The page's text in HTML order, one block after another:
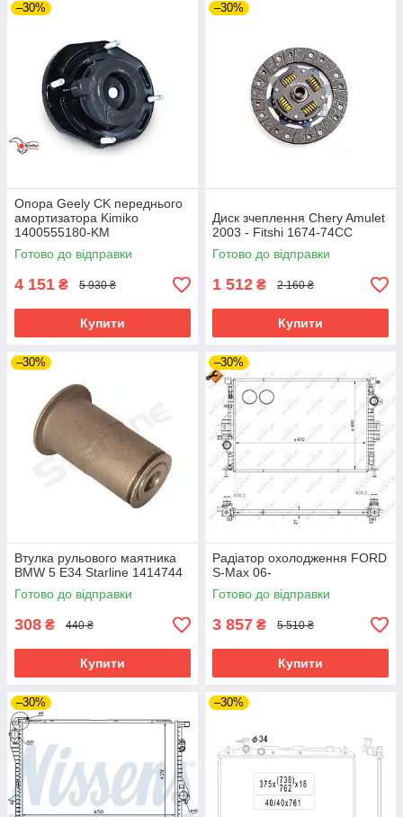
–30%
Опора Geely CK переднього
амортизатора Kimiko
1400555180-KM
Готово до відправки
4 151 ₴ 5 930 ₴
Купити
–30%
Диск зчеплення Chery Amulet
2003 - Fitshi 1674-74CC
Готово до відправки
1 512 ₴ 2 160 ₴
Купити
–30%
Втулка рульового маятника
BMW 5 E34 Starline 1414744
Готово до відправки
308 ₴ 440 ₴
Купити
–30%
Радіатор охолодження FORD
S-Max 06-
Готово до відправки
3 857 ₴ 5 510 ₴
Купити
–30% –30%